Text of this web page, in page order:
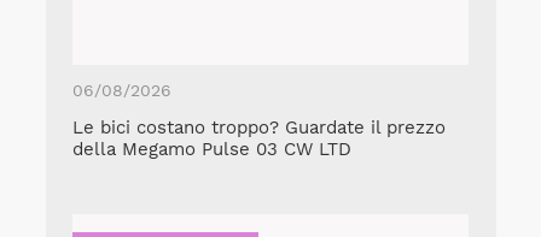
06/08/2026
Le bici costano troppo? Guardate il prezzo
della Megamo Pulse 03 CW LTD